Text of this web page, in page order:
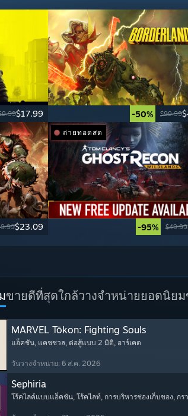
$17.99 -50% $99.99
$23.09 -95% $49.99
ถ่ายทอดสด
ขายดีที่สุดใกล้วางจำหน่ายยอดนิยม
MARVEL Tōkon: Fighting Souls
แอ็คชัน, แคชชวล, ต่อสู้แบบ 2 มิติ, อาร์เคด
วันวางจำหน่าย: 6 ส.ค. 2026
Sephiria
โร้คไลค์แบบแอ็คชัน, โร้คไลท์, การบริหารช่องเก็บของ, กร